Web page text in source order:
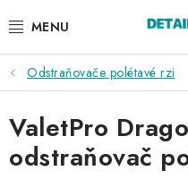
na
AKCE
NOVINKY
EXTERIÉR
Odstraňovače polétavé rzi
ValetPro
odstraňovač